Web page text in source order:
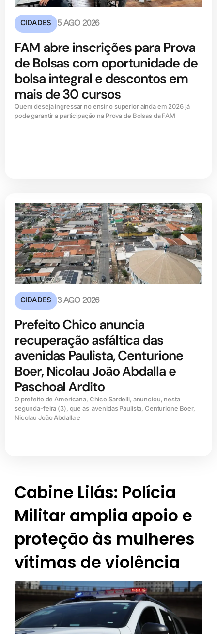
CIDADES 5 AGO 2026
FAM abre inscrições para Prova
de Bolsas com oportunidade de
bolsa integral e descontos em
mais de 30 cursos
Quem deseja ingressar no ensino superior ainda em 2026 já
pode garantir a participação na Prova de Bolsas da FAM
CIDADES 3 AGO 2026
Prefeito Chico anuncia
recuperação asfáltica das
avenidas Paulista, Centurione
Boer, Nicolau João Abdalla e
Paschoal Ardito
O prefeito de Americana, Chico Sardelli, anunciou, nesta
segunda-feira (3), que as avenidas Paulista, Centurione Boer,
Nicolau João Abdalla e
Cabine Lilás: Polícia
Militar amplia apoio e
proteção às mulheres
vítimas de violência